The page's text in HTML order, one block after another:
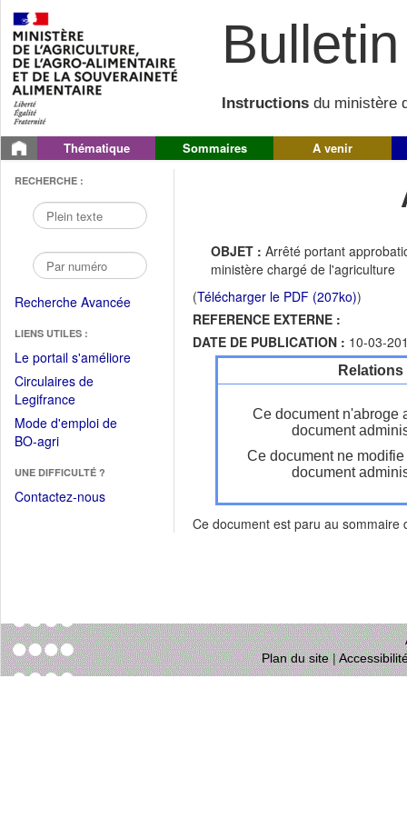
Instructions du ministère
Thématique Sommaires A venir
RECHERCHE :
Recherche Avancée
LIENS UTILES :
Le portail s'améliore(Fichier
Circulaires de
Legifrance(Ouvrir
dans
une
fenêtre)
Mode d'emploi de
BO-agri(Ouvrir
une
nouvelle
UNE DIFFICULTÉ ?
Contactez-nous
OBJET : Arrêté portant
ministère chargé de l'agriculture
(Télécharger le PDF (207ko))
REFERENCE EXTERNE :
DATE DE PUBLICATION : 10-03-
Ce document n'abroge
document
Ce document ne
document
Ce document est paru au sommaire
Plan du site|